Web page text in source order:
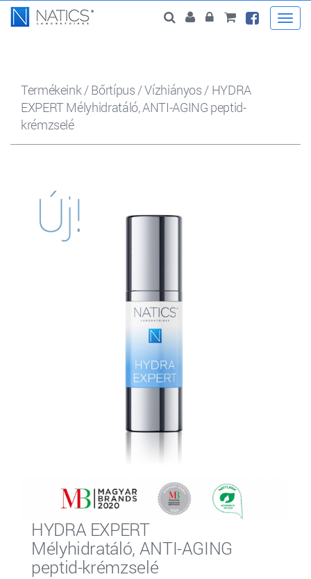
Termékeink/Bőrtípus /Vízhiányos / HYDRA
EXPERT Mélyhidratáló, ANTI-AGING peptid-
krémzselé
HYDRA EXPERT
Mélyhidratáló, ANTI-AGING
peptid-krémzselé